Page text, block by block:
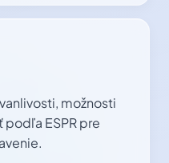
možnosti
ESPR pre